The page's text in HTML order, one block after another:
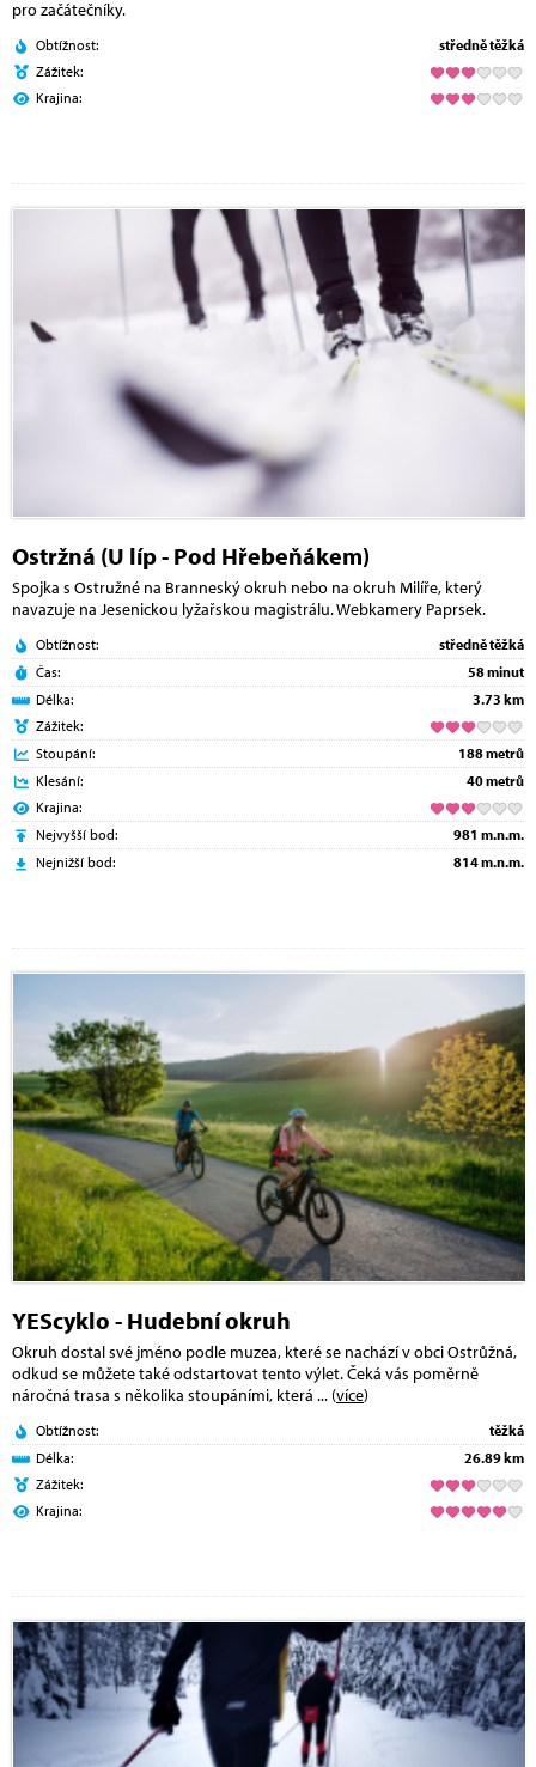
pro začátečníky.
Obtížnost:
středně těžká
Zážitek:
Krajina:
Ostržná (U líp - Pod Hřebeňákem)
Spojka s Ostružné na Branneský okruh nebo na okruh Milíře, který
navazuje na Jesenickou lyžařskou magistrálu. Webkamery Paprsek.
Obtížnost:
středně těžká
Čas:
58 minut
Délka:
3.73 km
Zážitek:
Stoupání:
188 metrů
Klesání:
40 metrů
Krajina:
Nejvyšší bod:
981 m.n.m.
Nejnižší bod:
814 m.n.m.
YEScyklo - Hudební okruh
Okruh dostal své jméno podle muzea, které se nachází v obci Ostrůžná,
odkud se můžete také odstartovat tento výlet. Čeká vás poměrně
náročná trasa s několika stoupáními, která ... (více)
Obtížnost:
těžká
Délka:
26.89 km
Zážitek:
Krajina: